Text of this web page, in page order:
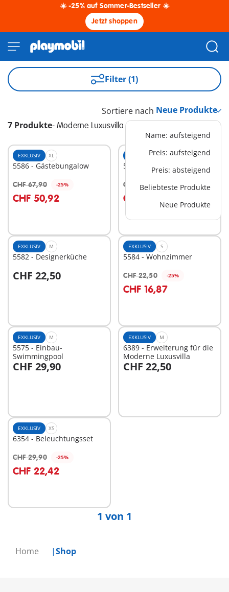
☀️ -25% auf Sommer-Bestseller ☀️
Jetzt shoppen
Home Shop
Filter (1)
7 Produkte- Moderne Luxusvilla
Sortiere nach
Name: aufsteigend
Preis: aufsteigend
Preis: absteigend
Beliebteste Produkte
Neue Produkte
EXKLUSIV XL
5586 - Gästebungalow
CHF 67,90 -25%
CHF 50,92
In den Warenkorb
EXKLUSIV S
5583 - Schlafinsel
CHF 16,90 -25%
CHF 12,67
In den Warenkorb
EXKLUSIV M
5582 - Designerküche
CHF 22,50
In den Warenkorb
EXKLUSIV S
5584 - Wohnzimmer
CHF 22,50 -25%
CHF 16,87
In den Warenkorb
EXKLUSIV M
5575 - Einbau-
Swimmingpool
CHF 29,90
In den Warenkorb
EXKLUSIV M
6389 - Erweiterung für die
Moderne Luxusvilla
CHF 22,50
In den Warenkorb
EXKLUSIV XS
6354 - Beleuchtungsset
CHF 29,90 -25%
CHF 22,42
In den Warenkorb
1 von 1